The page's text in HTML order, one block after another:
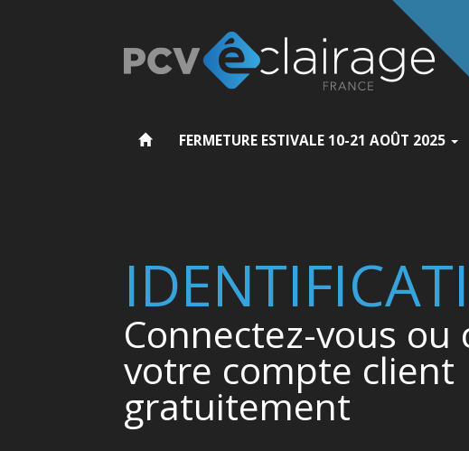
FERMETURE ESTIVALE 10-21 AOÛT 2025
Connectez-vous ou
votre compte client
gratuitement